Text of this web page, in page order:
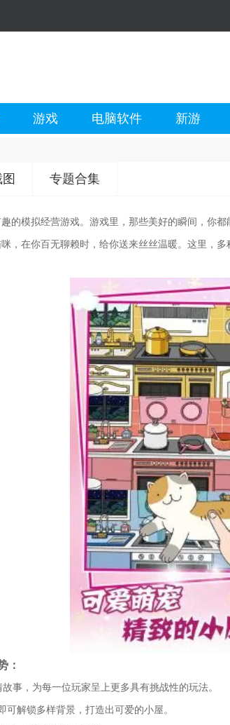
游戏 电脑软件 新游
专题合集
趣的模拟经营游戏。游戏里，那些美好的瞬间，你
，在你百无聊赖时，给你送来丝丝温暖。这里，
：
事，为每一位玩家呈上更多具有挑战性的玩法。
可解锁多样背景，打造出可爱的小屋。